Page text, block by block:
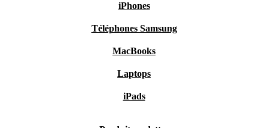
iPhones
Téléphones Samsung
MacBooks
Laptops
iPads